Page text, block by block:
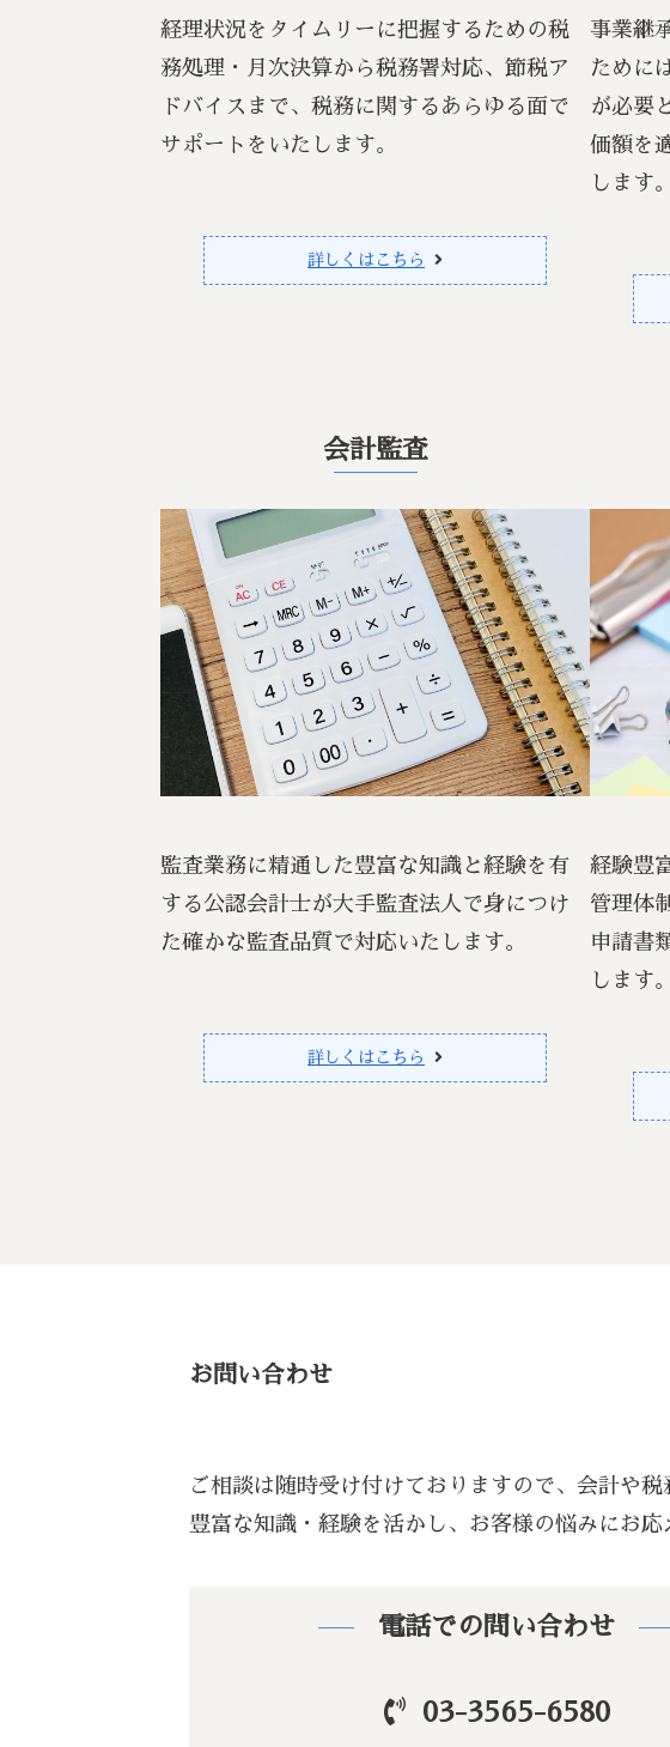
経理状況をタイムリーに把握するための税
務処理・月次決算から税務署対応、節税ア
ドバイスまで、税務に関するあらゆる面で
サポートをいたします。
詳しくはこちら
事業継
ために
が必要
価額を
します。
会計監査
監査業務に精通した豊富な知識と経験を有
する公認会計士が大手監査法人で身につけ
た確かな監査品質で対応いたします。
詳しくはこちら
経験豊
管理体
申請書
します。
お問い合わせ
ご相談は随時受け付けておりますので、会計や
豊富な知識・経験を活かし、お客様の悩みにお応
電話での問い合わせ
03-3565-6580